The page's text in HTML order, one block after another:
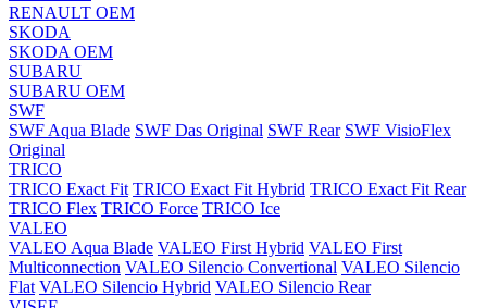
RENAULT OEM
SKODA
SKODA OEM
SUBARU
SUBARU OEM
SWF
SWF Aqua Blade SWF Das Original SWF Rear SWF VisioFlex
Original
TRICO
TRICO Exact Fit TRICO Exact Fit Hybrid TRICO Exact Fit Rear
TRICO Flex TRICO Force TRICO Ice
VALEO
VALEO Aqua Blade VALEO First Hybrid VALEO First
Multiconnection VALEO Silencio Convertional VALEO Silencio
Flat VALEO Silencio Hybrid VALEO Silencio Rear